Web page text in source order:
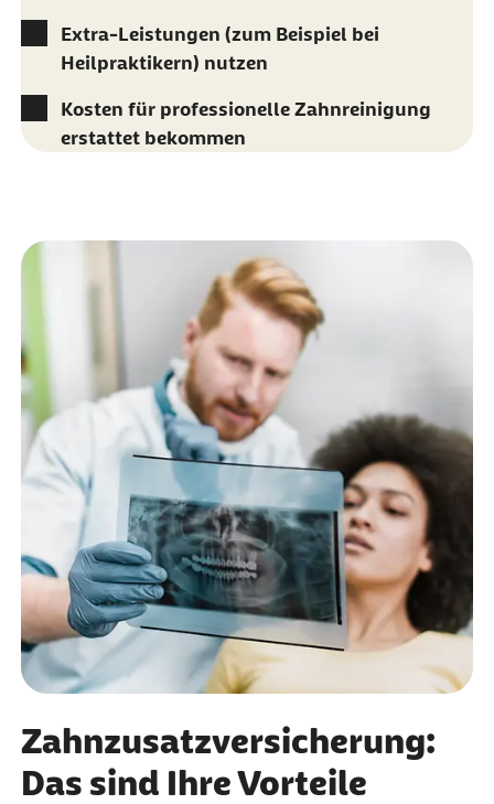
Extra-Leistungen (zum Beispiel bei
Heilpraktikern) nutzen
Kosten für professionelle Zahnreinigung
erstattet bekommen
Zahnzusatzversicherung:
Das sind Ihre Vorteile